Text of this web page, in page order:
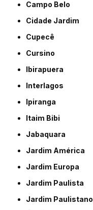
Campo Belo
Cidade Jardim
Cupecê
Cursino
Ibirapuera
Interlagos
Ipiranga
Itaim Bibi
Jabaquara
Jardim América
Jardim Europa
Jardim Paulista
Jardim Paulistano